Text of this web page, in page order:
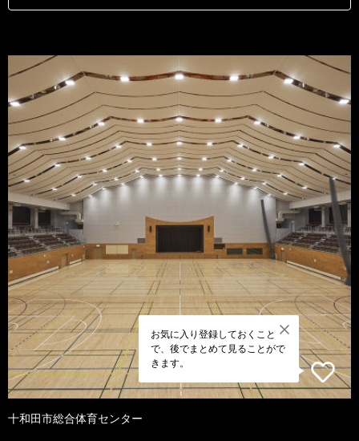
お気に入り登録しておくこと
で、後でまとめて見ることがで
きます。
十和田市総合体育センター